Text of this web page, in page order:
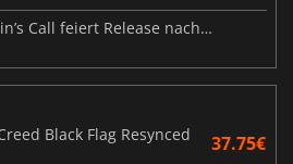
Forsaken Realms: Vahrin’s Call feiert Release nach 10 Jahren
Black Flag Resynced
37.75€